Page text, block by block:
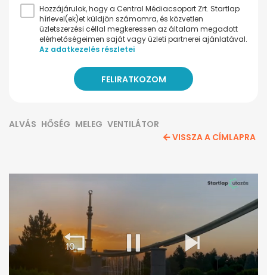
Hozzájárulok, hogy a Central Médiacsoport Zrt. Startlap
hírlevel(ek)et küldjön számomra, és közvetlen
üzletszerzési céllal megkeressen az általam megadott
elérhetőségeimen saját vagy üzleti partnerei ajánlatával.
Az adatkezelés részletei
ALVÁS HŐSÉG MELEG VENTILÁTOR
VISSZA A CÍMLAPRA